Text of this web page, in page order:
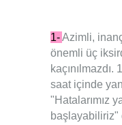
1-Azimli,
önemli üç
saat içinde
"Hatalarımız
başlayabiliriz"